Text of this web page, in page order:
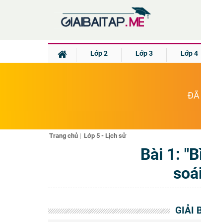
Lớp 2 Lớp 3 Lớp 4
ĐÃ
Trang chủ| Lớp 5 - Lịch sử
Bài 1:
GIẢI